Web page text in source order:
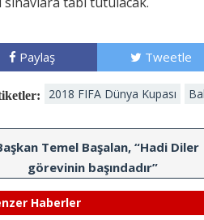
Paylaş Tweetle
2018 FIFA Dünya Kupası
Temel Başalan, “Hadi Diler
görevinin başındadır”
Haberler